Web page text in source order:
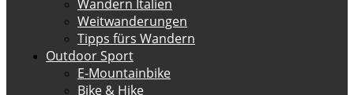
Wandern Italien
Weitwanderungen
Tipps fürs Wandern
Outdoor Sport
E-Mountainbike
Bike & Hike